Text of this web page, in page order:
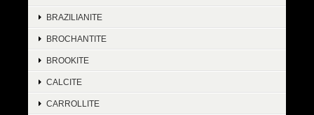
BRAZILIANITE
BROCHANTITE
BROOKITE
CALCITE
CARROLLITE